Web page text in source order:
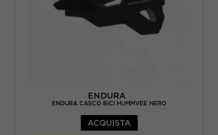
ENDURA
ENDURA CASCO BICI HUMMVEE NERO
ACQUISTA